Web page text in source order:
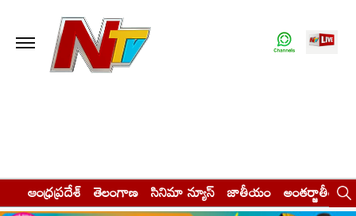
ఆంధ్రప్రదేశ్ తెలంగాణ సినిమా న్యూస్ జాతీయం అంతర్జాతీయం